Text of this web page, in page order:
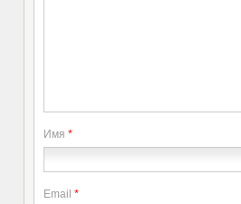
Имя *
Email *